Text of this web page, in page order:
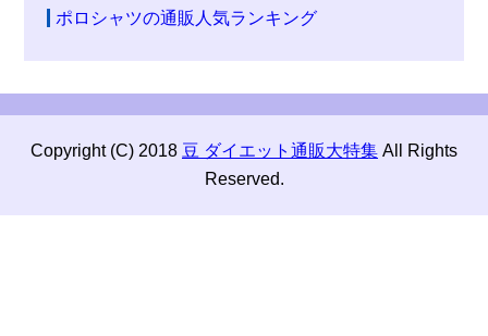
ポロシャツの通販人気ランキング
Copyright (C) 2018 豆 ダイエット通販大特集 All Rights
Reserved.